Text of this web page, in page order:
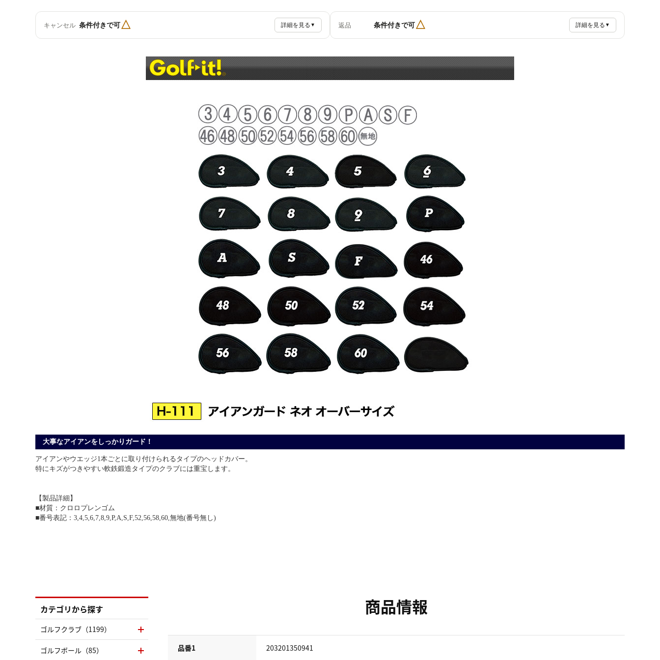
キャンセル 条件付きで可△ 詳細を見る ▼ 返品 条件付きで可△ 詳細を見る ▼
大事なアイアンをしっかりガード！
アイアンやウエッジ1本ごとに取り付けられるタイプのヘッドカバー。
特にキズがつきやすい軟鉄鍛造タイプのクラブには重宝します。
【製品詳細】
■材質：クロロプレンゴム
■番号表記：3,4,5,6,7,8,9,P,A,S,F,52,56,58,60,無地(番号無し)
商品情報
品番1 203201350941
カテゴリから探す
ゴルフクラブ（1199）
ゴルフボール（85）